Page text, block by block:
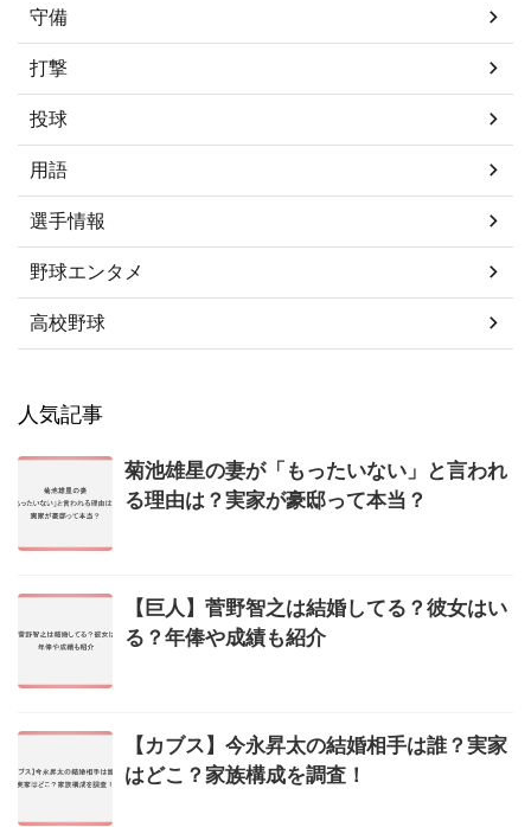
守備
打撃
投球
用語
選手情報
野球エンタメ
高校野球
人気記事
菊池雄星の妻が「もったいない」と言われ
る理由は？実家が豪邸って本当？
【巨人】菅野智之は結婚してる？彼女はい
る？年俸や成績も紹介
【カブス】今永昇太の結婚相手は誰？実家
はどこ？家族構成を調査！